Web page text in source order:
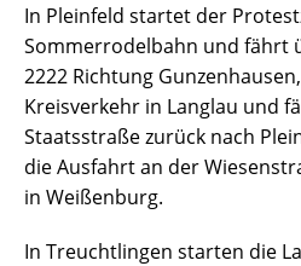
In Pleinfeld startet der
Sommerrodelbahn und fährt
2222 Richtung
Kreisverkehr in Langlau und
Staatsstraße zurück nach
die Ausfahrt an der
in Weißenburg.
In Treuchtlingen starten die